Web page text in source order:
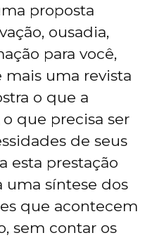
proposta
ousadia,
para você,
uma revista
o que a
que precisa ser
de seus
esta prestação
uma síntese dos
que acontecem
sem contar os